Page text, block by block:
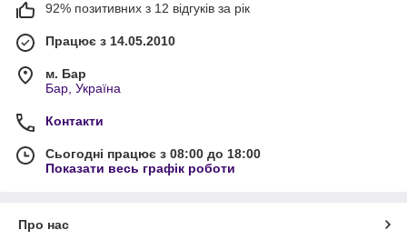
92% позитивних з 12 відгуків за рік
Працює з 14.05.2010
м. Бар
Бар, Україна
Контакти
Сьогодні працює з 08:00 до 18:00
Показати весь графік роботи
Про нас